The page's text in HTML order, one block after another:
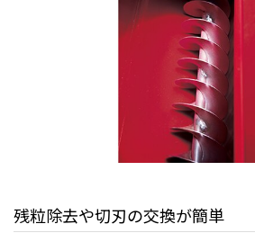
残粒除去や切刃の交換が簡単